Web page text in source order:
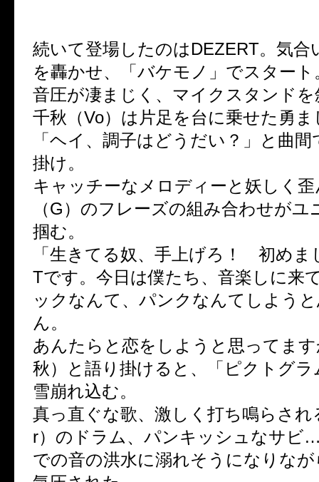
続いて登場したのはDEZERT。気合
を轟かせ、「バケモノ」でスタート
音圧が凄まじく、マイクスタンド
千秋（Vo）は片足を台に乗せた勇
「ヘイ、調子はどうだい？」と曲
掛け。
キャッチーなメロディーと妖しく歪
（G）のフレーズの組み合わせがユ
掴む。
「生きてる奴、手上げろ！ 初めま
Tです。今日は僕たち、音楽しに来
ックなんて、パンクなんてしよう
ん。
あんたらと恋をしようと思ってま
秋）と語り掛けると、「ピクトグ
雪崩れ込む。
真っ直ぐな歌、激しく打ち鳴らされ
r）のドラム、パンキッシュなサ
での音の洪水に溺れそうになりな